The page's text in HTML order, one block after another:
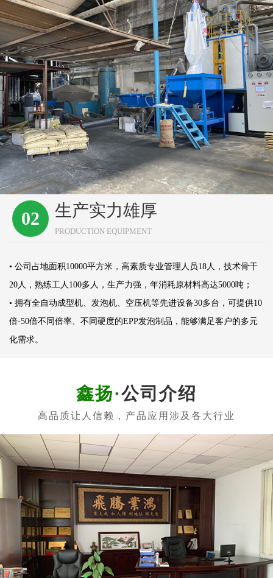
02 生产实力雄厚
PRODUCTION EQUIPMENT
• 公司占地面积10000平方米，高素质专业管理人员18人，技术骨干
20人，熟练工人100多人，生产力强，年消耗原材料高达5000吨；
• 拥有全自动成型机、发泡机、空压机等先进设备30多台，可提供10
倍-50倍不同倍率、不同硬度的EPP发泡制品，能够满足客户的多元
化需求。
公司介绍